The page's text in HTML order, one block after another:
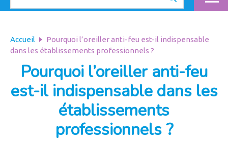
Accueil
Pourquoi l’oreiller anti-feu est-il indispensable
dans les établissements professionnels ?
Pourquoi l’oreiller anti-feu
est-il indispensable dans les
établissements
professionnels ?